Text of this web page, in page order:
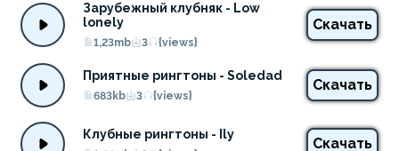
Зарубежный клубняк - Low
lonely
1,23mb 3 {views}
Скачать
Приятные рингтоны - Soledad
683kb 3 {views}
Скачать
Клубные рингтоны - Ily
Скачать